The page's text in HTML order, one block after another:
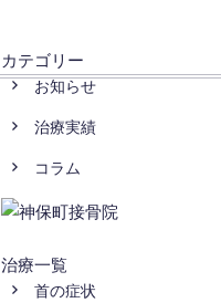
カテゴリー
お知らせ
治療実績
コラム
治療一覧
首の症状